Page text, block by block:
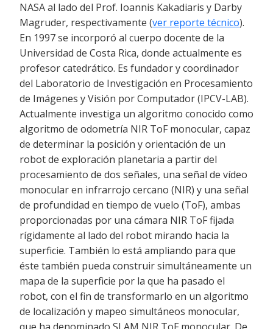
NASA al lado del Prof. Ioannis Kakadiaris y Darby
Magruder, respectivamente (ver reporte técnico).
En 1997 se incorporó al cuerpo docente de la
Universidad de Costa Rica, donde actualmente es
profesor catedrático. Es fundador y coordinador
del Laboratorio de Investigación en Procesamiento
de Imágenes y Visión por Computador (IPCV-LAB).
Actualmente investiga un algoritmo conocido como
algoritmo de odometría NIR ToF monocular, capaz
de determinar la posición y orientación de un
robot de exploración planetaria a partir del
procesamiento de dos señales, una señal de vídeo
monocular en infrarrojo cercano (NIR) y una señal
de profundidad en tiempo de vuelo (ToF), ambas
proporcionadas por una cámara NIR ToF fijada
rígidamente al lado del robot mirando hacia la
superficie. También lo está ampliando para que
éste también pueda construir simultáneamente un
mapa de la superficie por la que ha pasado el
robot, con el fin de transformarlo en un algoritmo
de localización y mapeo simultáneos monocular,